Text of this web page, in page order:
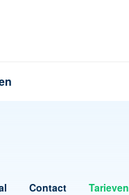
Contact Tarieven